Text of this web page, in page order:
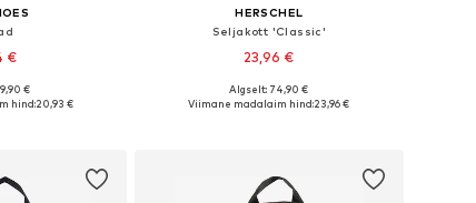
€
+ 2
XS-XL
€
hind:20,93 €
HERSCHEL
Seljakott 'Classic'
23,96 €
Saadaolevad suurused: One Size
Algselt: 74,90 €
Viimane madalaim hind:23,96 €